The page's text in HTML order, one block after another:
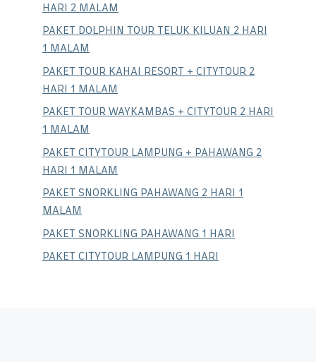
HARI 2 MALAM
PAKET DOLPHIN TOUR TELUK KILUAN 2 HARI
1 MALAM
PAKET TOUR KAHAI RESORT + CITYTOUR 2
HARI 1 MALAM
PAKET TOUR WAYKAMBAS + CITYTOUR 2 HARI
1 MALAM
PAKET CITYTOUR LAMPUNG + PAHAWANG 2
HARI 1 MALAM
PAKET SNORKLING PAHAWANG 2 HARI 1
MALAM
PAKET SNORKLING PAHAWANG 1 HARI
PAKET CITYTOUR LAMPUNG 1 HARI